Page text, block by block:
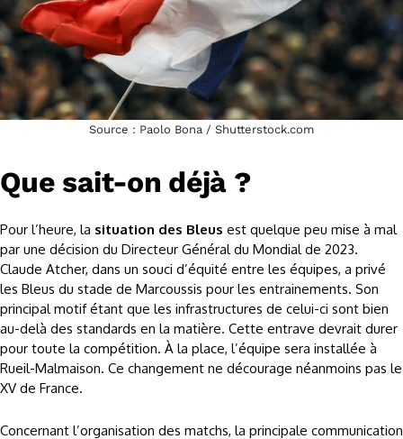
Source : Paolo Bona / Shutterstock.com
Que sait-on déjà ?
Pour l’heure, la situation des Bleus est quelque peu mise à mal
par une décision du Directeur Général du Mondial de 2023.
Claude Atcher, dans un souci d’équité entre les équipes, a privé
les Bleus du stade de Marcoussis pour les entrainements. Son
principal motif étant que les infrastructures de celui-ci sont bien
au-delà des standards en la matière. Cette entrave devrait durer
pour toute la compétition. À la place, l’équipe sera installée à
Rueil-Malmaison. Ce changement ne décourage néanmoins pas le
XV de France.
Concernant l’organisation des matchs, la principale communication